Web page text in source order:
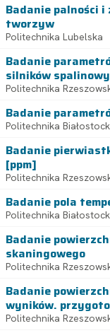
Badanie palności
tworzyw
Politechnika Lubelska
Badanie
silników
Politechnika
Badanie
Politechnika
Badanie
[ppm]
Politechnika
Badanie pola
Politechnika
Badanie
skaningowego
Politechnika
Badanie
wyników.
Politechnika